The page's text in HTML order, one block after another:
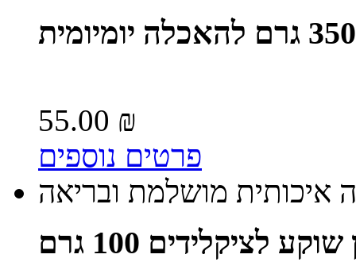
55.00 ₪
פרטים נוספים
איכותית מושלמת ובריאה
לציקלידים 100 גרם